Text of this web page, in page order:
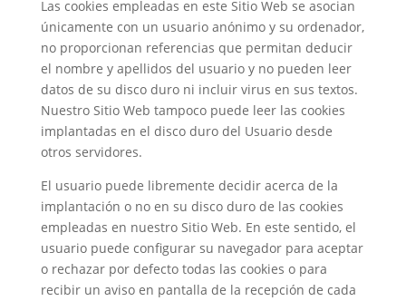
Las cookies empleadas en este Sitio Web se asocian
únicamente con un usuario anónimo y su ordenador,
no proporcionan referencias que permitan deducir
el nombre y apellidos del usuario y no pueden leer
datos de su disco duro ni incluir virus en sus textos.
Nuestro Sitio Web tampoco puede leer las cookies
implantadas en el disco duro del Usuario desde
otros servidores.
El usuario puede libremente decidir acerca de la
implantación o no en su disco duro de las cookies
empleadas en nuestro Sitio Web. En este sentido, el
usuario puede configurar su navegador para aceptar
o rechazar por defecto todas las cookies o para
recibir un aviso en pantalla de la recepción de cada